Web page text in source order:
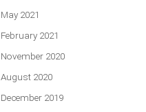
May 2021
February 2021
November 2020
August 2020
December 2019